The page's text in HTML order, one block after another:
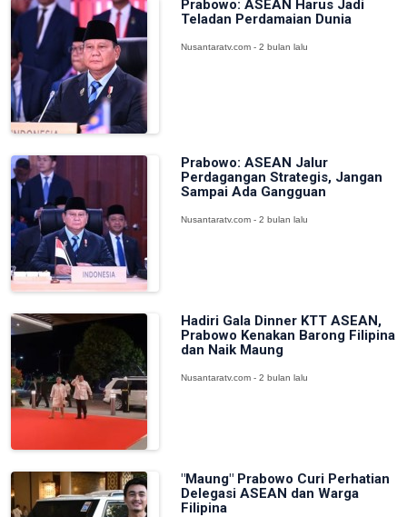
Prabowo: ASEAN Harus Jadi
Teladan Perdamaian Dunia
Nusantaratv.com - 2 bulan lalu
Prabowo: ASEAN Jalur
Perdagangan Strategis, Jangan
Sampai Ada Gangguan
Nusantaratv.com - 2 bulan lalu
Hadiri Gala Dinner KTT ASEAN,
Prabowo Kenakan Barong Filipina
dan Naik Maung
Nusantaratv.com - 2 bulan lalu
"Maung" Prabowo Curi Perhatian
Delegasi ASEAN dan Warga
Filipina